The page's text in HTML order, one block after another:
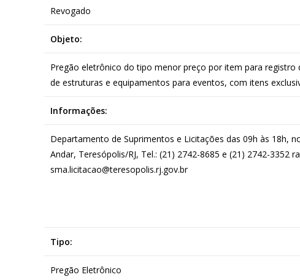
Revogado
Objeto:
Pregão eletrônico do tipo menor preço por item para
de estruturas e equipamentos para eventos, com itens
Informações:
Departamento de Suprimentos e Licitações das 09h às 18h,
Andar, Teresópolis/RJ, Tel.: (21) 2742-8685 e (21) 2742-3352
sma.licitacao@teresopolis.rj.gov.br
Tipo:
Pregão Eletrônico